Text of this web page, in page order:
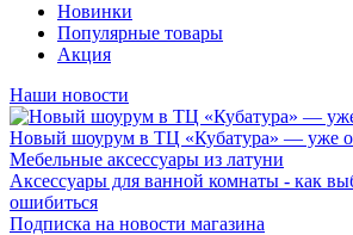
Новинки
Популярные товары
Акция
Наши новости
Новый шоурум в ТЦ «Кубатура» — уже
Мебельные аксессуары из латуни
Аксессуары для ванной комнаты - как
ошибиться
Подписка на новости магазина